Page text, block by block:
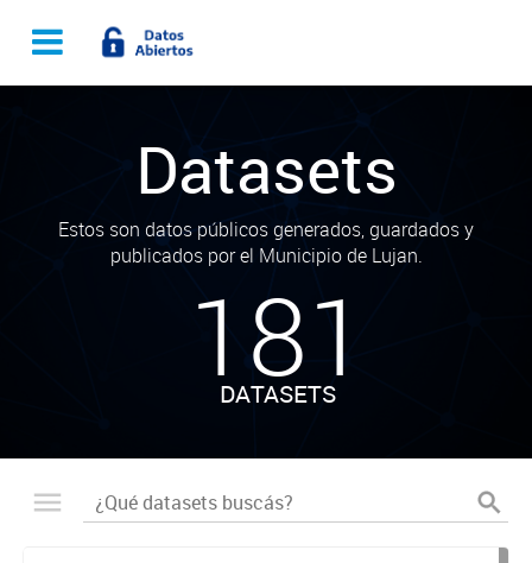
Datasets
Estos son datos públicos generados, guardados y
publicados por el Municipio de Lujan.
181
DATASETS